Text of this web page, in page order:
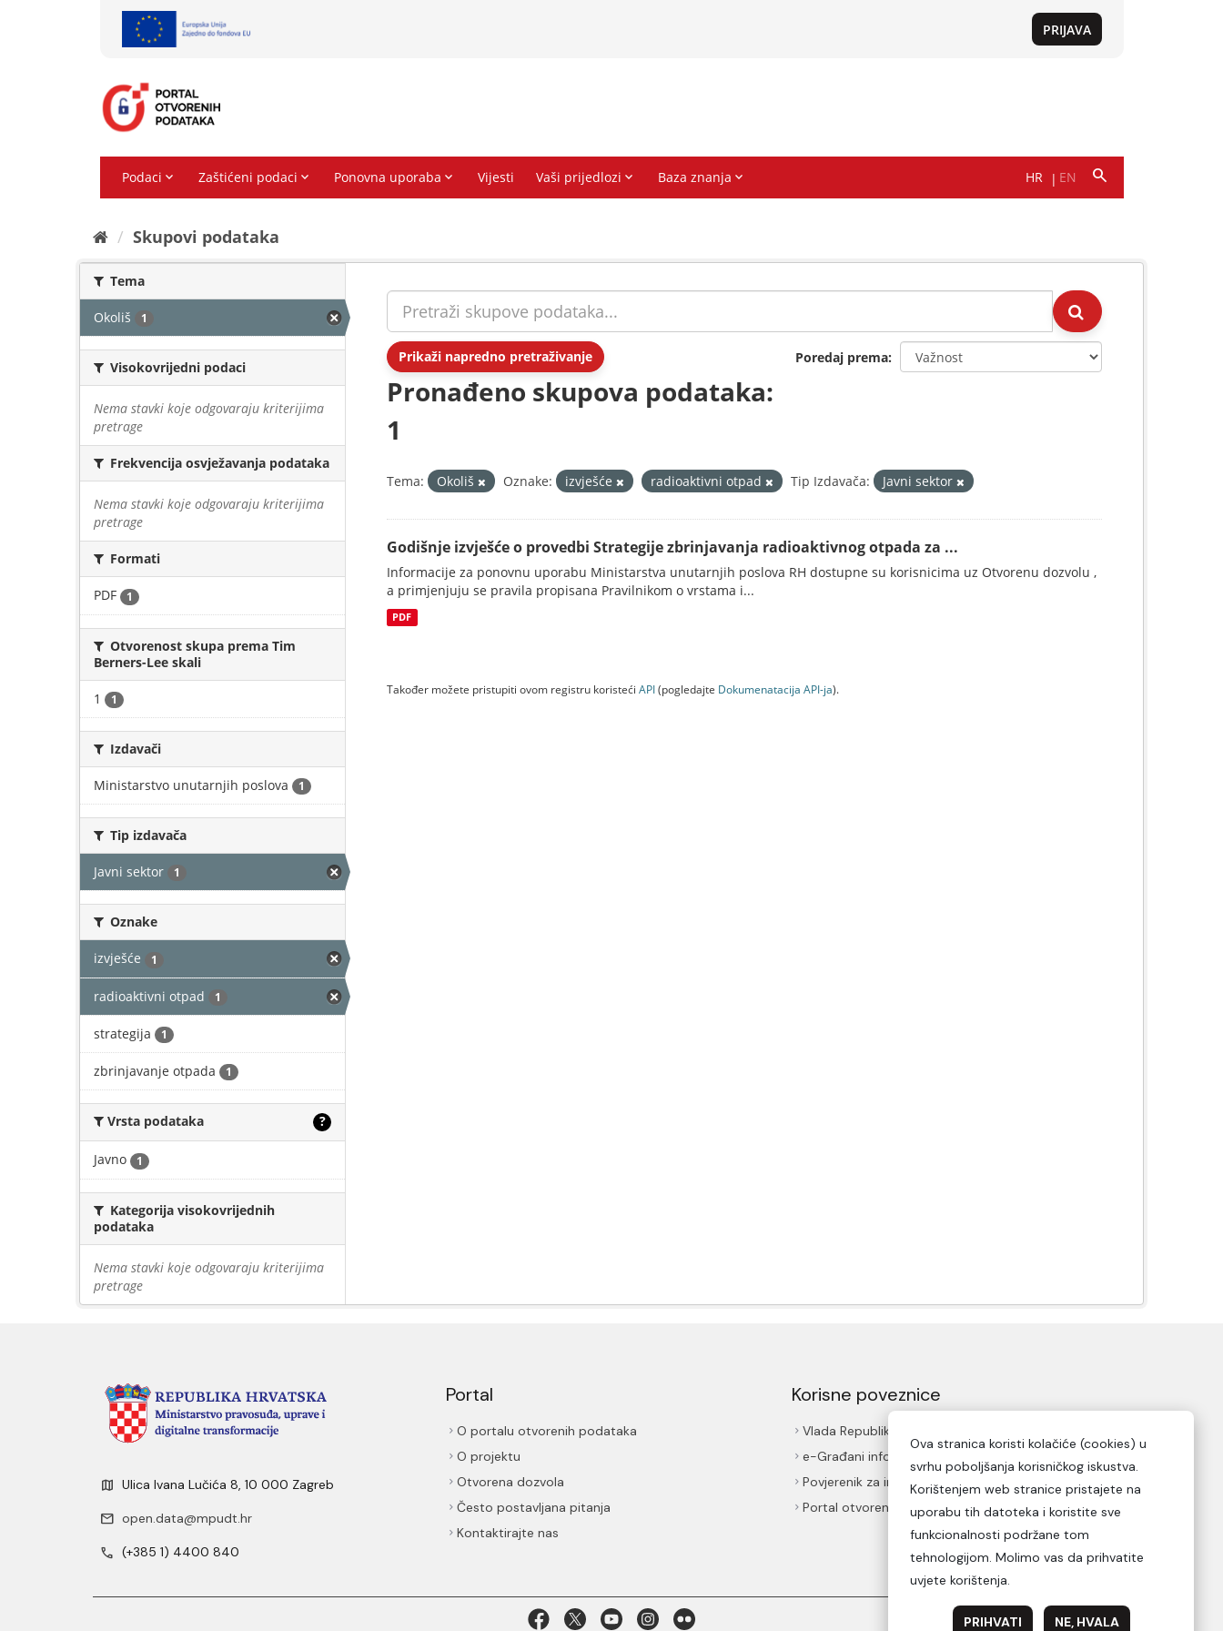
Skupovi podаtаkа
Tema
Okoliš 1
Visokovrijedni podaci
Nema stavki koje odgovaraju kriterijima
pretrage
Frekvencija osvježavanja podataka
Nema stavki koje odgovaraju kriterijima
pretrage
Formati
PDF 1
Otvorenost skupa prema Tim
Berners-Lee skali
1 1
Izdavači
Ministarstvo unutarnjih poslova 1
Tip izdavača
Javni sektor 1
Oznake
izvješće 1
radioaktivni otpad 1
strategija 1
zbrinjavanje otpada 1
Vrsta podataka ?
Javno 1
Kategorija visokovrijednih
podataka
Nema stavki koje odgovaraju kriterijima
pretrage
Prikaži napredno pretraživanje Poredaj prema
Pronađeno skupova podataka:
1
Tema: Okoliš Oznake: izvješće radioaktivni otpad Tip Izdavača: Javni sektor
Godišnje izvješće o provedbi Strategije zbrinjavanja radioaktivnog otpada za ...
Informacije za ponovnu uporabu Ministarstva unutarnjih poslova RH dostupne su korisnicima uz Otvorenu dozvolu ,
a primjenjuju se pravila propisana Pravilnikom o vrstama i...
PDF
Također možete pristupiti ovom registru koristeći API(pogledajte Dokumenаtаcijа API-jа).